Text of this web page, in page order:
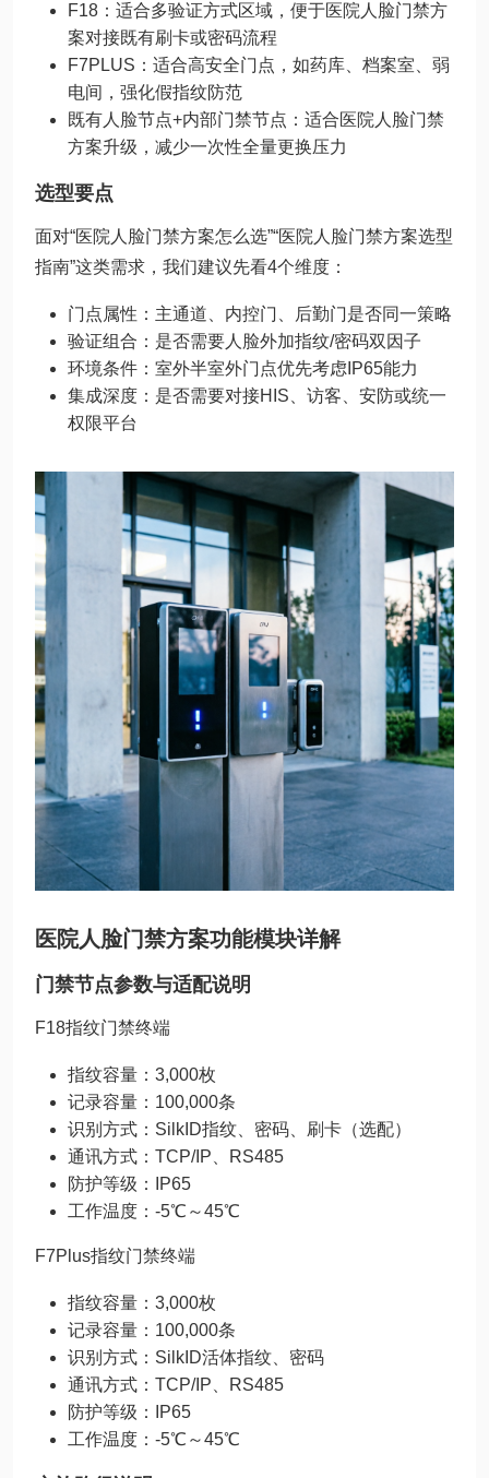
F18：适合多验证方式区域，便于医院人脸门禁方
案对接既有刷卡或密码流程
F7PLUS：适合高安全门点，如药库、档案室、弱
电间，强化假指纹防范
既有人脸节点+内部门禁节点：适合医院人脸门禁
方案升级，减少一次性全量更换压力
选型要点
面对“医院人脸门禁方案怎么选”“医院人脸门禁方案选型
指南”这类需求，我们建议先看4个维度：
门点属性：主通道、内控门、后勤门是否同一策略
验证组合：是否需要人脸外加指纹/密码双因子
环境条件：室外半室外门点优先考虑IP65能力
集成深度：是否需要对接HIS、访客、安防或统一
权限平台
医院人脸门禁方案功能模块详解
门禁节点参数与适配说明
F18指纹门禁终端
指纹容量：3,000枚
记录容量：100,000条
识别方式：SilkID指纹、密码、刷卡（选配）
通讯方式：TCP/IP、RS485
防护等级：IP65
工作温度：-5℃～45℃
F7Plus指纹门禁终端
指纹容量：3,000枚
记录容量：100,000条
识别方式：SilkID活体指纹、密码
通讯方式：TCP/IP、RS485
防护等级：IP65
工作温度：-5℃～45℃